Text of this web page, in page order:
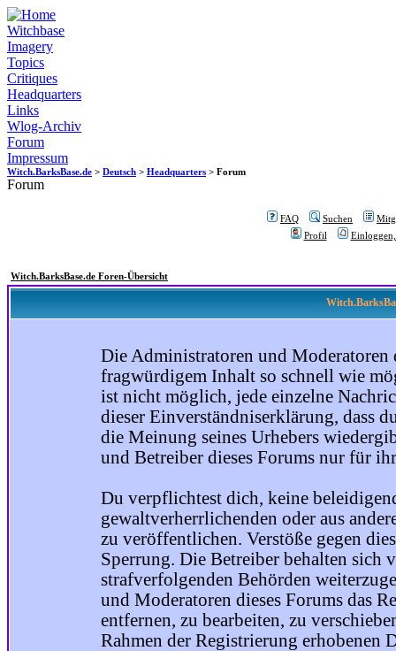
Witchbase
Imagery
Topics
Critiques
Headquarters
Links
Wlog-Archiv
Forum
Impressum
Witch.BarksBase.de > Deutsch > Headquarters > Forum
Forum
FAQ Suchen
Profil
Witch.BarksBase.de Foren-Übersicht
Die Administratoren und Moderatoren
fragwürdigem Inhalt so schnell wie
ist nicht möglich, jede einzelne
dieser Einverständniserklärung, dass
die Meinung seines Urhebers
und Betreiber dieses Forums nur für
Du verpflichtest dich, keine
gewaltverherrlichenden oder aus
zu veröffentlichen. Verstöße gegen
Sperrung. Die Betreiber behalten sich
strafverfolgenden Behörden
und Moderatoren dieses Forums das
entfernen, zu bearbeiten, zu
Rahmen der Registrierung erhobenen